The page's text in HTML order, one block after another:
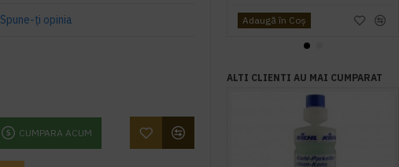
Spune-ţi opinia
CUMPARA ACUM
Adaugă în Coş
ALTI CLIENTI AU MAI CUMPARAT